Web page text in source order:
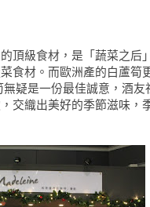
頂級食材，是「蔬菜之后
食材。而歐洲產的白蘆筍
疑是一份最佳誠意，酒
交織出美好的季節滋味，